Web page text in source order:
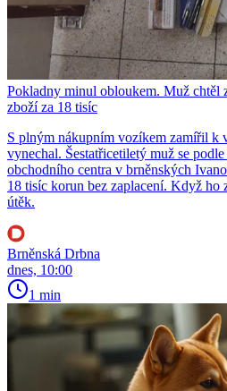
Pokladny minul obloukem. Muž chtěl
zboží za 18 tisíc
S plným nákupním vozíkem zamířil k
vynechal. Šestatřicetiletý muž se
obchodního centra v brněnských
18 tisíc korun bez zaplacení. Když ho
útěk.
Brněnská Drbna
dnes, 10:00
1 min